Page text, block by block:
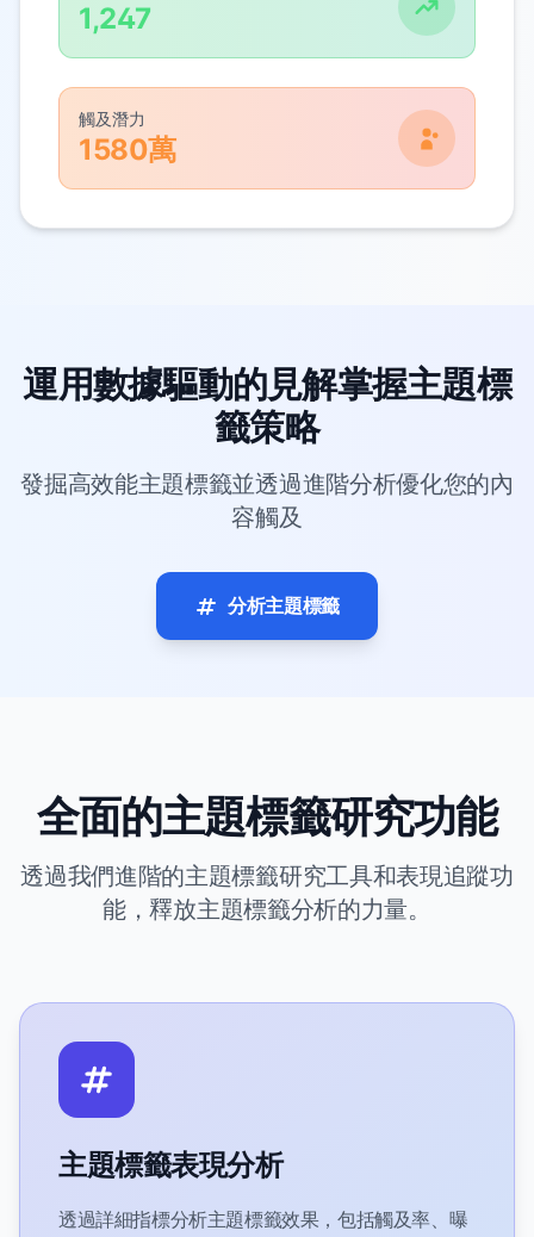
1,247
觸及潛力
1580萬
運用數據驅動的見解掌握主題標
籤策略
發掘高效能主題標籤並透過進階分析優化您的內
容觸及
分析主題標籤
全面的主題標籤研究功能
透過我們進階的主題標籤研究工具和表現追蹤功
能，釋放主題標籤分析的力量。
主題標籤表現分析
透過詳細指標分析主題標籤效果，包括觸及率、曝